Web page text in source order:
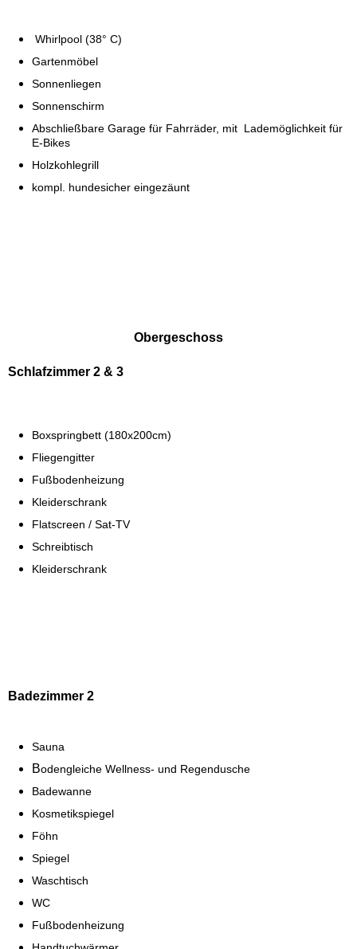
Whirlpool (38° C)
Gartenmöbel
Sonnenliegen
Sonnenschirm
Abschließbare Garage für Fahrräder, mit Lademöglichkeit für
E-Bikes
Holzkohlegrill
kompl. hundesicher eingezäunt
Obergeschoss
Schlafzimmer 2 & 3
Boxspringbett (180x200cm)
Fliegengitter
Fußbodenheizung
Kleiderschrank
Flatscreen / Sat-TV
Schreibtisch
Kleiderschrank
Badezimmer 2
Sauna
Bodengleiche Wellness- und Regendusche
Badewanne
Kosmetikspiegel
Föhn
Spiegel
Waschtisch
WC
Fußbodenheizung